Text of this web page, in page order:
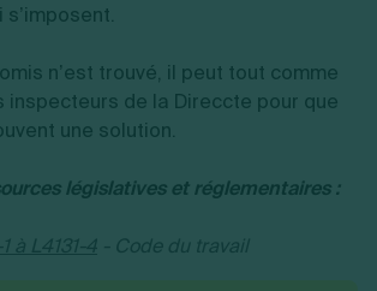
n’est trouvé, il peut tout comme
inspecteurs de la Direccte pour que
une solution.
législatives et réglementaires :
à L4131-4 - Code du travail